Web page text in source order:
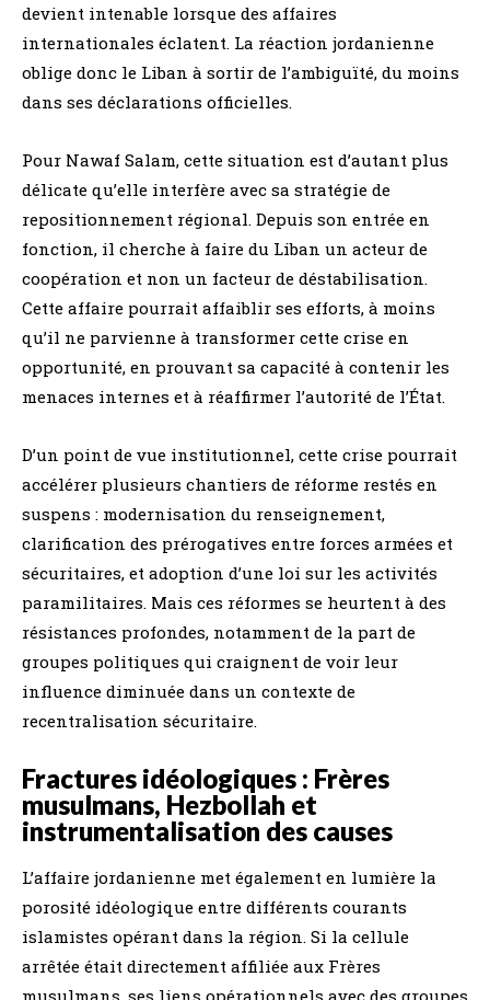
devient intenable lorsque des affaires
internationales éclatent. La réaction jordanienne
oblige donc le Liban à sortir de l’ambiguïté, du moins
dans ses déclarations officielles.
Pour Nawaf Salam, cette situation est d’autant plus
délicate qu’elle interfère avec sa stratégie de
repositionnement régional. Depuis son entrée en
fonction, il cherche à faire du Liban un acteur de
coopération et non un facteur de déstabilisation.
Cette affaire pourrait affaiblir ses efforts, à moins
qu’il ne parvienne à transformer cette crise en
opportunité, en prouvant sa capacité à contenir les
menaces internes et à réaffirmer l’autorité de l’État.
D’un point de vue institutionnel, cette crise pourrait
accélérer plusieurs chantiers de réforme restés en
suspens : modernisation du renseignement,
clarification des prérogatives entre forces armées et
sécuritaires, et adoption d’une loi sur les activités
paramilitaires. Mais ces réformes se heurtent à des
résistances profondes, notamment de la part de
groupes politiques qui craignent de voir leur
influence diminuée dans un contexte de
recentralisation sécuritaire.
Fractures idéologiques : Frères
musulmans, Hezbollah et
instrumentalisation des causes
L’affaire jordanienne met également en lumière la
porosité idéologique entre différents courants
islamistes opérant dans la région. Si la cellule
arrêtée était directement affiliée aux Frères
musulmans, ses liens opérationnels avec des groupes